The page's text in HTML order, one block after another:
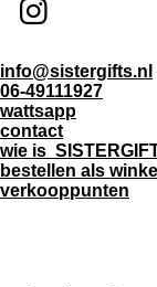
I
s
t
a
g
info@sistergifts.nl
06-49111927
wattsapp
contact
wie is
bestellen als winkel
verkooppunten